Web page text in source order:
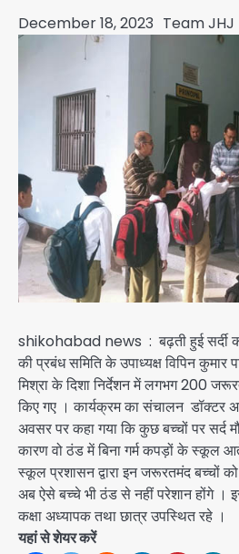
December 18, 2023 Team JHJ
shikohabad news : बढ़ती हुई सर्दी
की प्रबंध समिति के उपाध्यक्ष विपिन कुमार
मिश्रा के दिशा निर्देशन में लगभग 200
किए गए । कार्यक्रम का संचालन डॉक्टर
अवसर पर कहा गया कि कुछ बच्चों पर सर्द
कारण वो ठंड में बिना गर्म कपड़ों के स्कूल
स्कूल प्रशासन द्वारा इन जरूरतमंद बच्चों
अब ऐसे बच्चे भी ठंड से नहीं परेशान होंगे ।
कक्षा अध्यापक तथा छात्र उपस्थित रहे ।
यहां से शेयर करें